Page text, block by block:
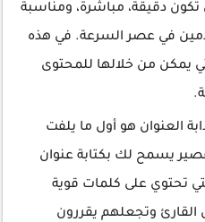
دقيقة، مباشرة، ومناسبة
في عصر السرعة. في هذه
يمكن من خلالها للمحتوى
العنوان هو أول ما يلفت
يسمح لك بكتابة عنوان
تحتوي على كلمات قوية
القارئ وتجعلهم يقررون